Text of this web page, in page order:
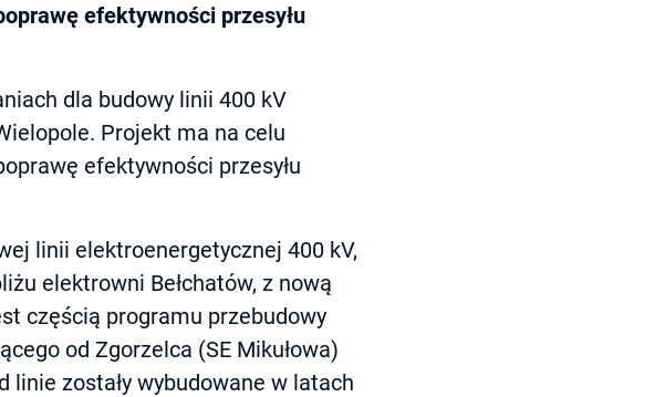
efektywności przesyłu
dla budowy linii 400 kV
Projekt ma na celu
efektywności przesyłu
linii elektroenergetycznej 400 kV,
elektrowni Bełchatów, z nową
częścią programu przebudowy
od Zgorzelca (SE Mikułowa)
linie zostały wybudowane w latach